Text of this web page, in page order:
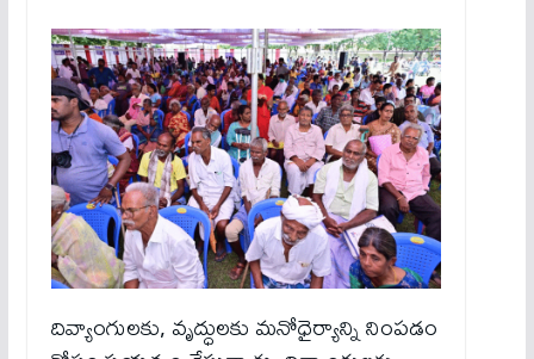
దివ్యాంగులకు, వృద్ధులకు మనోధైర్యాన్ని నింపడం